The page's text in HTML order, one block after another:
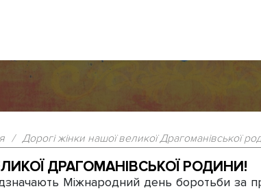
/ Дорогі жінки нашої великої Драгоманівської
ДРАГОМАНІВСЬКОЇ РОДИНИ!
Міжнародний день боротьби за